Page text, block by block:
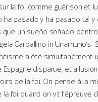
la foi comme guérison et
ha pasado y ha pasado tal
un sueño soñado
Carballino in Unamuno’s
a été simultanément
disparue, et
de la foi. On pense à la
la foi quand on vit